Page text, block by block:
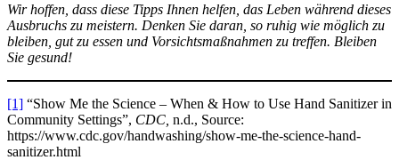
Wir hoffen, dass diese Tipps Ihnen helfen, das Leben während dieses
Ausbruchs zu meistern. Denken Sie daran, so ruhig wie möglich zu
bleiben, gut zu essen und Vorsichtsmaßnahmen zu treffen. Bleiben
Sie gesund!
[1] “Show Me the Science – When & How to Use Hand Sanitizer in
Community Settings”, CDC, n.d., Source:
https://www.cdc.gov/handwashing/show-me-the-science-hand-
sanitizer.html